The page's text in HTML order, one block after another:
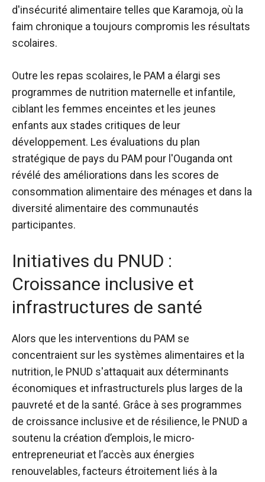
d'insécurité alimentaire telles que Karamoja, où la
faim chronique a toujours compromis les résultats
scolaires.
Outre les repas scolaires, le PAM a élargi ses
programmes de nutrition maternelle et infantile,
ciblant les femmes enceintes et les jeunes
enfants aux stades critiques de leur
développement. Les évaluations du plan
stratégique de pays du PAM pour l'Ouganda ont
révélé des améliorations dans les scores de
consommation alimentaire des ménages et dans la
diversité alimentaire des communautés
participantes.
Initiatives du PNUD :
Croissance inclusive et
infrastructures de santé
Alors que les interventions du PAM se
concentraient sur les systèmes alimentaires et la
nutrition, le PNUD s'attaquait aux déterminants
économiques et infrastructurels plus larges de la
pauvreté et de la santé. Grâce à ses programmes
de croissance inclusive et de résilience, le PNUD a
soutenu la création d’emplois, le micro-
entrepreneuriat et l’accès aux énergies
renouvelables, facteurs étroitement liés à la